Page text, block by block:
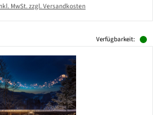
MwSt. zzgl. Versandkosten
Verfügbarkeit: